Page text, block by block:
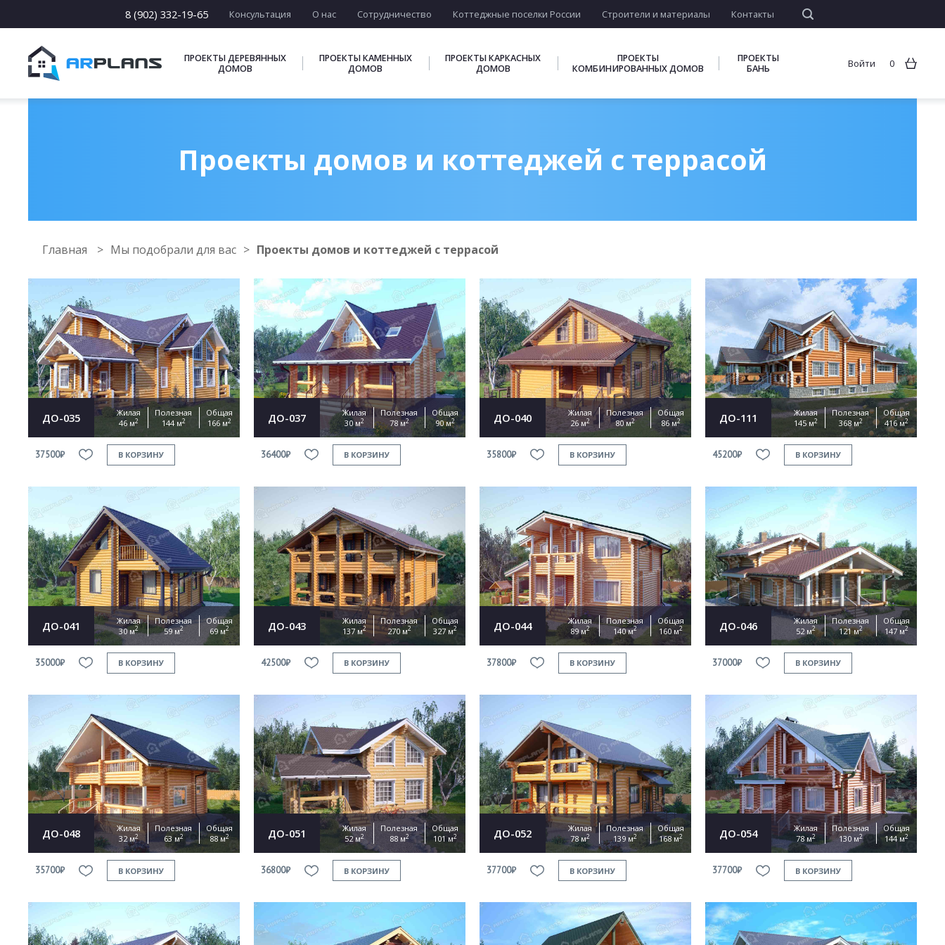
8 (902) 332-19-65 Консультация О нас Сотрудничество Коттеджные поселки России Строители и материалы Контакты
ПРОЕКТЫ ДЕРЕВЯННЫХ
ДОМОВ
ПРОЕКТЫ КАМЕННЫХ
ДОМОВ
ПРОЕКТЫ КАРКАСНЫХ
ДОМОВ
ПРОЕКТЫ
КОМБИНИРОВАННЫХ ДОМОВ
ПРОЕКТЫ
БАНЬ
Войти 0
Проекты домов и коттеджей с террасой
Главная Мы подобрали для вас Проекты домов и коттеджей с террасой
ДО-035
Жилая
46 м2
Полезная
144 м2
Общая
166 м2
37500₽ В КОРЗИНУ
ДО-037
Жилая
30 м2
Полезная
78 м2
Общая
90 м2
36400₽ В КОРЗИНУ
ДО-040
Жилая
26 м2
Полезная
80 м2
Общая
86 м2
35800₽ В КОРЗИНУ
ДО-111
Жилая
145 м2
Полезная
368 м2
Общая
416 м2
45200₽ В КОРЗИНУ
ДО-041
Жилая
30 м2
Полезная
59 м2
Общая
69 м2
35000₽ В КОРЗИНУ
ДО-043
Жилая
137 м2
Полезная
270 м2
Общая
327 м2
42500₽ В КОРЗИНУ
ДО-044
Жилая
89 м2
Полезная
140 м2
Общая
160 м2
37800₽ В КОРЗИНУ
ДО-046
Жилая
52 м2
Полезная
121 м2
Общая
147 м2
37000₽ В КОРЗИНУ
ДО-048
Жилая
32 м2
Полезная
63 м2
Общая
88 м2
35700₽ В КОРЗИНУ
ДО-051
Жилая
52 м2
Полезная
88 м2
Общая
101 м2
36800₽ В КОРЗИНУ
ДО-052
Жилая
78 м2
Полезная
139 м2
Общая
168 м2
37700₽ В КОРЗИНУ
ДО-054
Жилая
78 м2
Полезная
130 м2
Общая
144 м2
37700₽ В КОРЗИНУ